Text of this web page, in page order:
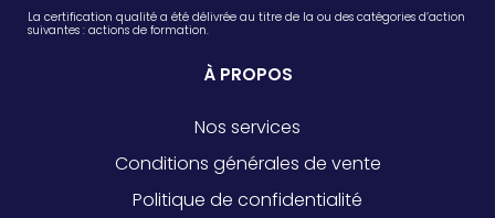
La certification qualité a été délivrée au titre de la ou des catégories d’action
suivantes : actions de formation.
À PROPOS
Nos services
Conditions générales de vente
Politique de confidentialité